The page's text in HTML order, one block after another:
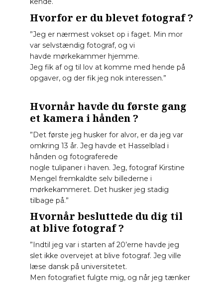
Hvorfor er du blevet fotograf ?
”Jeg er nærmest vokset op i faget. Min mor
var selvstændig fotograf, og vi
havde mørkekammer hjemme.
Jeg fik af og til lov at komme med hende på
opgaver, og der fik jeg nok interessen.”
Hvornår havde du første gang
et kamera i hånden ?
”Det første jeg husker for alvor, er da jeg var
omkring 13 år. Jeg havde et Hasselblad i
hånden og fotograferede
nogle tulipaner i haven. Jeg, fotograf Kirstine
Mengel fremkaldte selv billederne i
mørkekammeret. Det husker jeg stadig
tilbage på.”
Hvornår besluttede du dig til
at blive fotograf ?
”Indtil jeg var i starten af 20’erne havde jeg
slet ikke overvejet at blive fotograf. Jeg ville
læse dansk på universitetet.
Men fotografiet fulgte mig, og når jeg tænker